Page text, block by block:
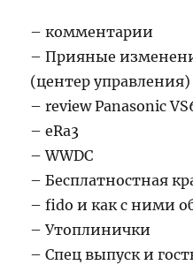
– комментарии
– Прияные
(центер управления)
– review Panasonic
– eRa3
– WWDC
– Бесплатностная
– fido и как с ними
– Утоплинички
– Спец выпуск и